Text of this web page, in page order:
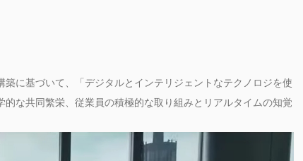
に基づいて、「デジタルとインテリジェントなテクノロジを使
な共同繁栄、従業員の積極的な取り組みとリアルタイムの知覚